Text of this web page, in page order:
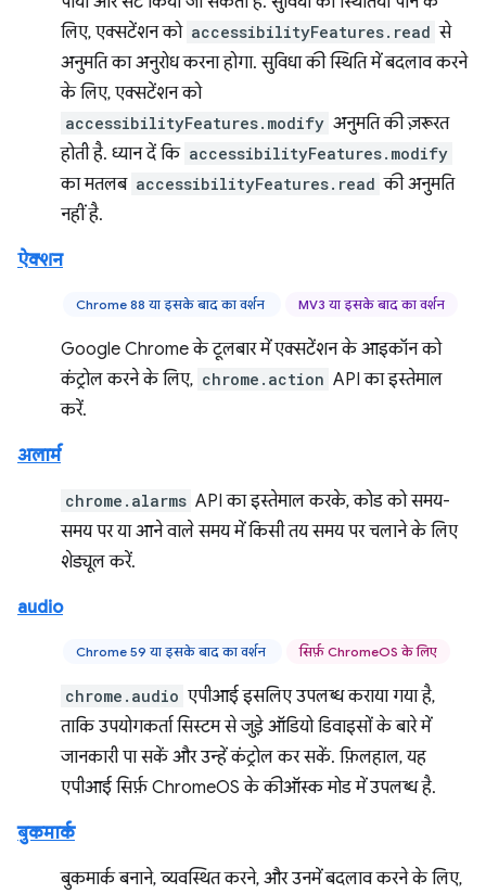
लिए, एक्सटेंशन को accessibilityFeatures.read से
अनुमति का अनुरोध करना होगा. सुविधा की स्थिति में बदलाव करने
के लिए, एक्सटेंशन को
accessibilityFeatures.modify अनुमति की ज़रूरत
होती है. ध्यान दें कि accessibilityFeatures.modify
का मतलब accessibilityFeatures.read की अनुमति
नहीं है.
ऐक्शन
Chrome 88 या इसके बाद का वर्शन MV3 या इसके बाद का वर्शन
Google Chrome के टूलबार में एक्सटेंशन के आइकॉन को
कंट्रोल करने के लिए, chrome.action API का इस्तेमाल
करें.
अलार्म
chrome.alarms API का इस्तेमाल करके, कोड को समय-
समय पर या आने वाले समय में किसी तय समय पर चलाने के लिए
शेड्यूल करें.
audio
Chrome 59 या इसके बाद का वर्शन सिर्फ़ ChromeOS के लिए
chrome.audio एपीआई इसलिए उपलब्ध कराया गया है,
ताकि उपयोगकर्ता सिस्टम से जुड़े ऑडियो डिवाइसों के बारे में
जानकारी पा सकें और उन्हें कंट्रोल कर सकें. फ़िलहाल, यह
एपीआई सिर्फ़ ChromeOS के कीऑस्क मोड में उपलब्ध है.
बुकमार्क
बुकमार्क बनाने, व्यवस्थित करने, और उनमें बदलाव करने के लिए,